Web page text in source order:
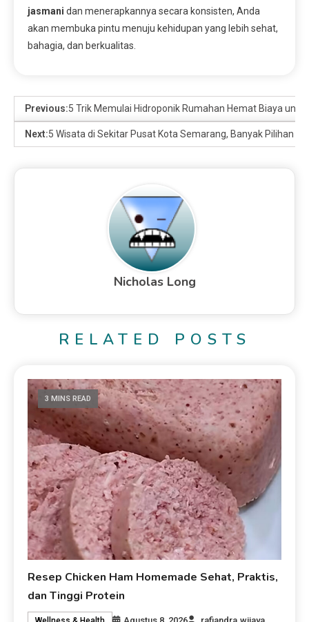
jasmani dan menerapkannya secara konsisten, Anda
akan membuka pintu menuju kehidupan yang lebih sehat,
bahagia, dan berkualitas.
Previous:5 Trik Memulai Hidroponik Rumahan Hemat Biaya
Next:5 Wisata di Sekitar Pusat Kota Semarang, Banyak Pilihan
Nicholas Long
RELATED POSTS
3 MINS READ
Resep Chicken Ham Homemade Sehat, Praktis,
dan Tinggi Protein